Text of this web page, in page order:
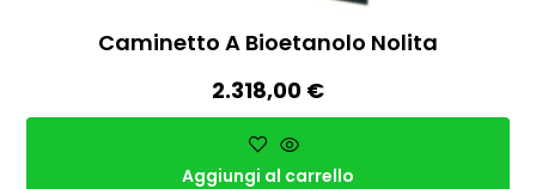
Caminetto A Bioetanolo Nolita
2.318,00 €
Aggiungi al carrello